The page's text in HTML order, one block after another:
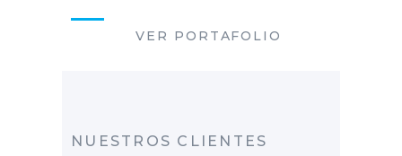
VER PORTAFOLIO
NUESTROS CLIENTES